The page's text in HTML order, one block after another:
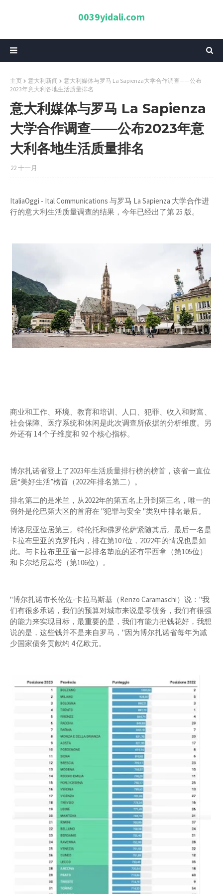
0039yidali.com
主页 意大利新闻
意大利媒体与罗马 La Sapienza大学合作调查——公布
2023年意大利各地生活质量排名
意大利媒体与罗马 La Sapienza
大学合作调查——公布2023年意
大利各地生活质量排名
22 十一月
ItaliaOggi - Ital Communications 与罗马 La Sapienza 大学合作进
行的意大利生活质量调查的结果，今年已经出了第 25 版。
商业和工作、环境、教育和培训、人口、犯罪、收入和财富、
社会保障、医疗系统和休闲是此次调查所依据的分析维度。另
外还有 14 个子维度和 92 个核心指标。
博尔扎诺省登上了2023年生活质量排行榜的榜首，该省一直位
居“美好生活”榜首（2022年排名第二）。
排名第二的是米兰，从2022年的第五名上升到第三名，唯一的
例外是伦巴第大区的首府在 "犯罪与安全 "类别中排名最后。
博洛尼亚位居第三。特伦托和佛罗伦萨紧随其后。最后一名是
卡拉布里亚的克罗托内，排在第107位，2022年的情况也是如
此。与卡拉布里亚省一起排名垫底的还有墨西拿（第105位）
和卡尔塔尼塞塔（第106位）。
"博尔扎诺市长伦佐-卡拉马斯基（Renzo Caramaschi）说："我
们有很多承诺，我们的预算对城市来说是零债务，我们有很强
的能力来实现目标，最重要的是，我们有能力把钱花好，我想
说的是，这些钱并不是来自罗马，"因为博尔扎诺省每年为减
少国家债务贡献约 4 亿欧元。